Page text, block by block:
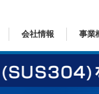
会社情報 事業